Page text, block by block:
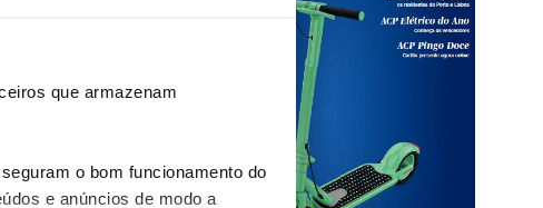
que armazenam
o bom funcionamento do
e anúncios de modo a